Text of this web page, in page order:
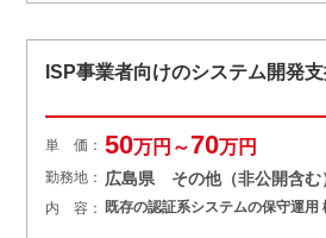
ISP事業者向けのシステム開発
単 価： 50万円～70万円
勤務地： 広島県 その他（非公開含む
内 容： 既存の認証系システムの保守運用